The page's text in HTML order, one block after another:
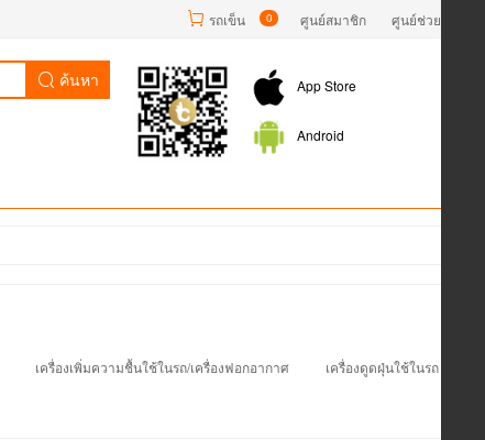
รถเข็น 0 ศูนย์สมาชิก ศูนย์ช่วยเหลือ
ค้นหา App Store
Android
เครื่องเพิ่มความชื้นใช้ในรถ/เครื่องฟอกอากาศ เครื่องดูดฝุ่นใช้ในรถ